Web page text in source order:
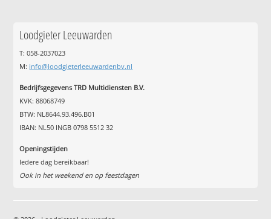
Loodgieter Leeuwarden
T: 058-2037023
M: info@loodgieterleeuwardenbv.nl
Bedrijfsgegevens TRD Multidiensten B.V.
KVK: 88068749
BTW: NL8644.93.496.B01
IBAN: NL50 INGB 0798 5512 32
Openingstijden
Iedere dag bereikbaar!
Ook in het weekend en op feestdagen